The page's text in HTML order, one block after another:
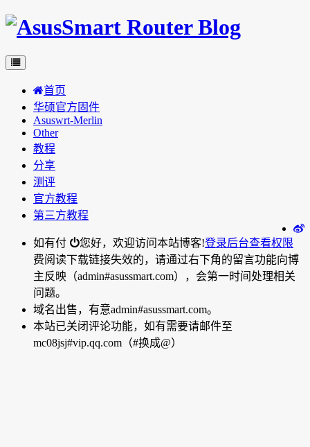
首页
华硕官方固件
Asuswrt-Merlin
Other
教程
分享
测评
官方教程
第三方教程
您好，欢迎访问本站博客!登录后台查看权限
如有付
费阅读下载链接失效的，请通过右下角的留言功能向博
主反映（admin#asussmart.com），会第一时间处理相关
问题。
域名出售，有意admin#asussmart.com。
本站已关闭评论功能，如有需要请邮件至
mc08jsj#vip.qq.com（#换成@）